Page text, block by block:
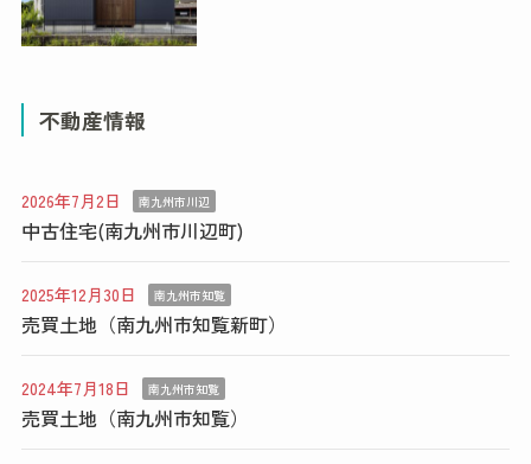
不動産情報
2026年7月2日 南九州市川辺
中古住宅(南九州市川辺町)
2025年12月30日 南九州市知覧
売買土地（南九州市知覧新町）
2024年7月18日 南九州市知覧
売買土地（南九州市知覧）